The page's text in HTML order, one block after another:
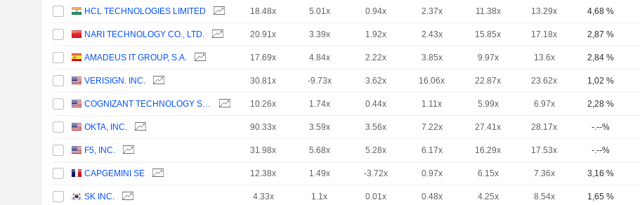
HCL TECHNOLOGIES LIMITED 18.48x 5.01x 0.94x 2.37x 11.38x 13.29x 4,68 %
NARI TECHNOLOGY CO., LTD. 20.91x 3.39x 1.92x 2.43x 15.85x 17.18x 2,87 %
AMADEUS IT GROUP, S.A. 17.69x 4.84x 2.22x 3.85x 9.97x 13.6x 2,84 %
VERISIGN. INC. 30.81x -9.73x 3.62x 16.06x 22.87x 23.62x 1,02 %
COGNIZANT TECHNOLOGY SOLUTIONS CORPORATION 10.26x 1.74x 0.44x 1.11x 5.99x 6.97x 2,28 %
OKTA, INC. 90.33x 3.59x 3.56x 7.22x 27.41x 28.17x -.--%
F5, INC. 31.98x 5.68x 5.28x 6.17x 16.29x 17.53x -.--%
CAPGEMINI SE 12.38x 1.49x -3.72x 0.97x 6.15x 7.36x 3,16 %
SK INC. 4.33x 1.1x 0.01x 0.48x 4.25x 8.54x 1,65 %